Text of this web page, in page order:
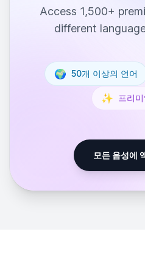
Access 1,500+
different
🌍 50개 이상의 언어
✨ 프리
모든 음성에